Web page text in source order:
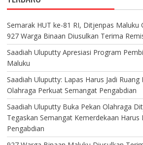
Semarak HUT ke-81 RI, Ditjenpas Maluku
927 Warga Binaan Diusulkan Terima
Saadiah Uluputty Apresiasi Program
Maluku
Saadiah Uluputty: Lapas Harus Jadi Ruang
Olahraga Perkuat Semangat Pengabdian
Saadiah Uluputty Buka Pekan Olahraga
Tegaskan Semangat Kemerdekaan
Pengabdian